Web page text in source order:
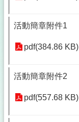
活動簡章附件1
pdf(384.86 KB)
活動簡章附件2
pdf(557.68 KB)